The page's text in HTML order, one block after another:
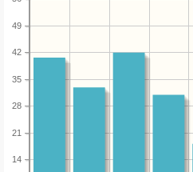
14
21
28
35
42
49